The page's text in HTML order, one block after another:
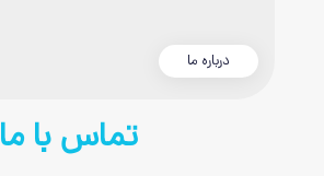
درباره ما
تماس با ما